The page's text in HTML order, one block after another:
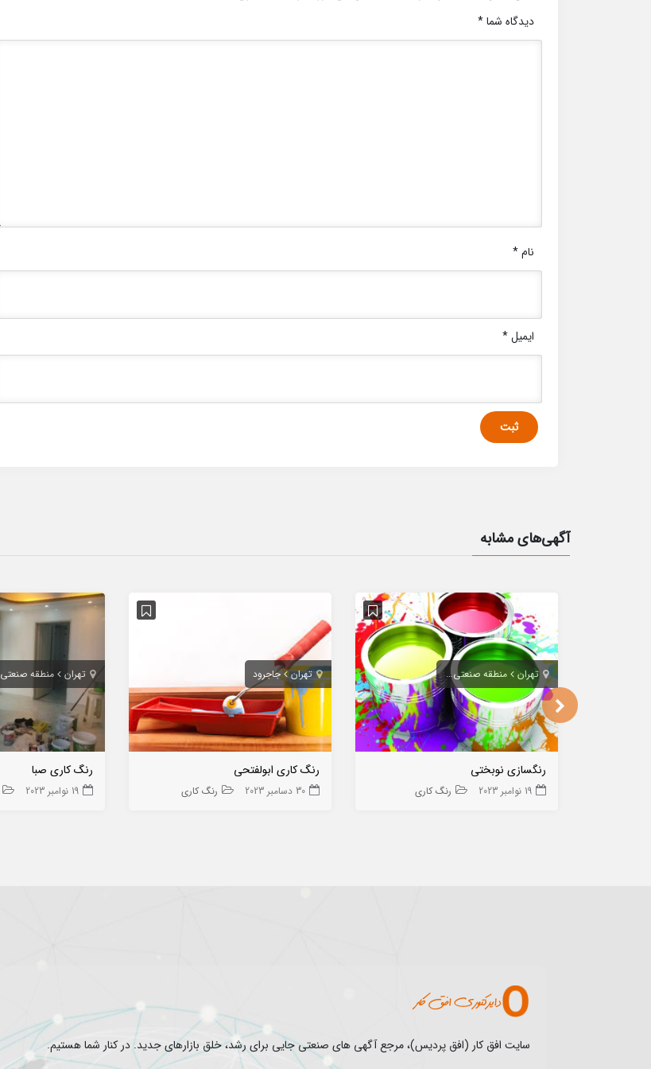
دیدگاه شما*
نام*
ایمیل*
آگهی‌های مشابه
تهران منطقه صنعتی خرمدشت پردیس
رنگسازی نوبختی
19 نوامبر 2023 رنگ کاری
تهران جاجرود
رنگ کاری ابولفتحی
30 دسامبر 2023 رنگ کاری
تهران منطقه صنعتی خرمدشت پردیس
رنگ کاری صبا
19 نوامبر 2023
سایت افق کار (افق پردیس)، مرجع آگهی های صنعتی جایی برای رشد، خلق بازارهای جدید. در کنار شما هستیم.